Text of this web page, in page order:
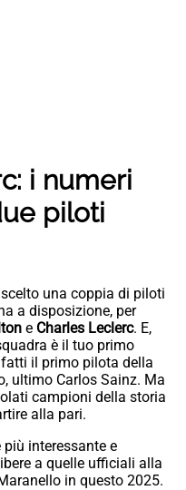
i numeri
piloti
una coppia di piloti
a disposizione, per
e Charles Leclerc. E,
è il tuo primo
il primo pilota della
ultimo Carlos Sainz. Ma
campioni della storia
alla pari.
interessante e
a quelle ufficiali alla
in questo 2025.